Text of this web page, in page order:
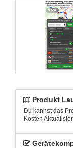
Produkt
Du kannst das
Kosten